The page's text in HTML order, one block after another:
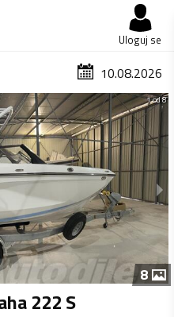
Uloguj se
10.08.2026
1 od 8
8
222 S